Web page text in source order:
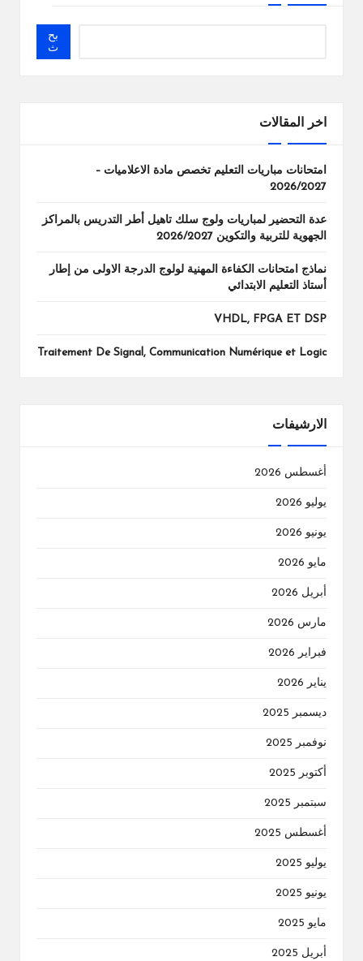
بح
ث
اخر المقالات
امتحانات مباريات التعليم تخصص مادة الاعلاميات –
2026/2027
عدة التحضير لمباريات ولوج سلك تاهيل أطر التدريس بالمراكز
الجهوية للتربية والتكوين 2026/2027
نماذج امتحانات الكفاءة المهنية لولوج الدرجة الاولى من إطار
أستاذ التعليم الابتدائي
VHDL, FPGA ET DSP
Traitement De Signal, Communication Numérique et Logic
الارشيفات
أغسطس 2026
يوليو 2026
يونيو 2026
مايو 2026
أبريل 2026
مارس 2026
فبراير 2026
يناير 2026
ديسمبر 2025
نوفمبر 2025
أكتوبر 2025
سبتمبر 2025
أغسطس 2025
يوليو 2025
يونيو 2025
مايو 2025
أبريل 2025